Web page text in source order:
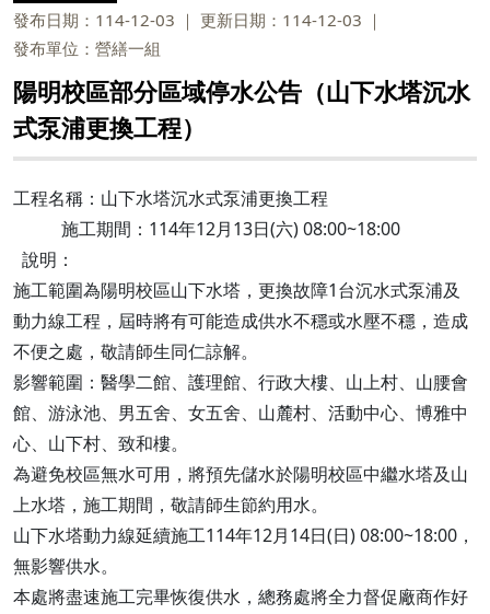
發布日期：114-12-03
更新日期：114-12-03
發布單位：營繕一組
陽明校區部分區域停水公告（山下水塔沉水
式泵浦更換工程）
工程名稱：山下水塔沉水式泵浦更換工程
施工期間：114年12月13日(六) 08:00~18:00
說明：
施工範圍為陽明校區山下水塔，更換故障1台沉水式泵浦及
動力線工程，屆時將有可能造成供水不穩或水壓不穩，造成
不便之處，敬請師生同仁諒解。
影響範圍：醫學二館、護理館、行政大樓、山上村、山腰會
館、游泳池、男五舍、女五舍、山麓村、活動中心、博雅中
心、山下村、致和樓。
為避免校區無水可用，將預先儲水於陽明校區中繼水塔及山
上水塔，施工期間，敬請師生節約用水。
山下水塔動力線延續施工114年12月14日(日) 08:00~18:00，
無影響供水。
本處將盡速施工完畢恢復供水，總務處將全力督促廠商作好